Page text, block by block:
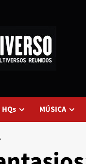
HQs MÚSICA